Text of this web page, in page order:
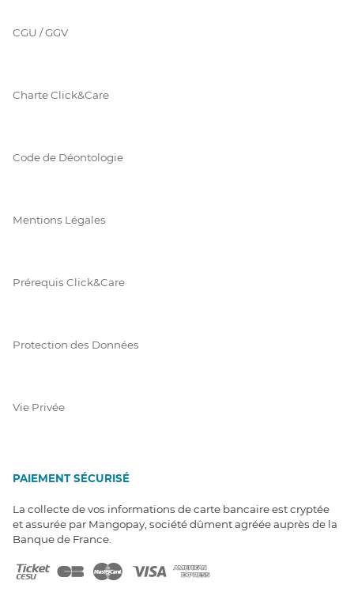
CGU / GGV
Charte Click&Care
Code de Déontologie
Mentions Légales
Prérequis Click&Care
Protection des Données
Vie Privée
PAIEMENT SÉCURISÉ
La collecte de vos informations de carte bancaire est cryptée
et assurée par Mangopay, société dûment agréée auprès de la
Banque de France.